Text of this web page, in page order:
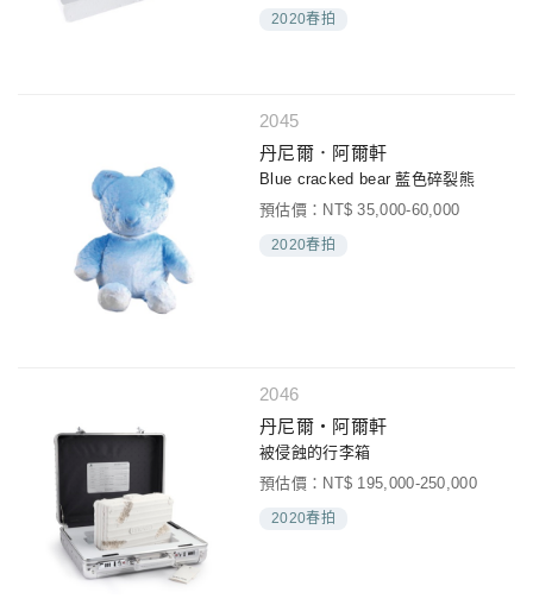
2020春拍
2045
丹尼爾．阿爾軒
Blue cracked bear 藍色碎裂熊
預估價：NT$ 35,000-60,000
2020春拍
2046
丹尼爾‧阿爾軒
被侵蝕的行李箱
預估價：NT$ 195,000-250,000
2020春拍